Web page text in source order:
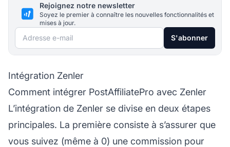
Rejoignez notre newsletter
Soyez le premier à connaître les nouvelles fonctionnalités et
mises à jour.
Adresse e-mail S'abonner
Intégration Zenler
Comment intégrer PostAffiliatePro avec Zenler
L’intégration de Zenler se divise en deux étapes
principales. La première consiste à s’assurer que
vous suivez (même à 0) une commission pour